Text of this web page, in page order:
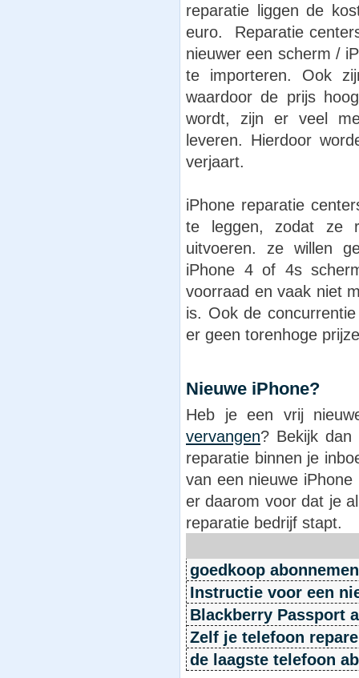
reparatie liggen de
euro. Reparatie
nieuwer een scherm /
te importeren. Ook
waardoor de prijs
wordt, zijn er veel
leveren. Hierdoor
verjaart.
iPhone reparatie
te leggen, zodat ze
uitvoeren. ze willen
iPhone 4 of 4s
voorraad en vaak niet
is. Ook de
er geen torenhoge
Nieuwe iPhone?
Heb je een vrij
vervangen? Bekijk
reparatie binnen je
van een nieuwe
er daarom voor dat je
reparatie bedrijf stapt.
goedkoop
Instructie voor een
Blackberry Passport
Zelf je telefoon
de laagste telefoon